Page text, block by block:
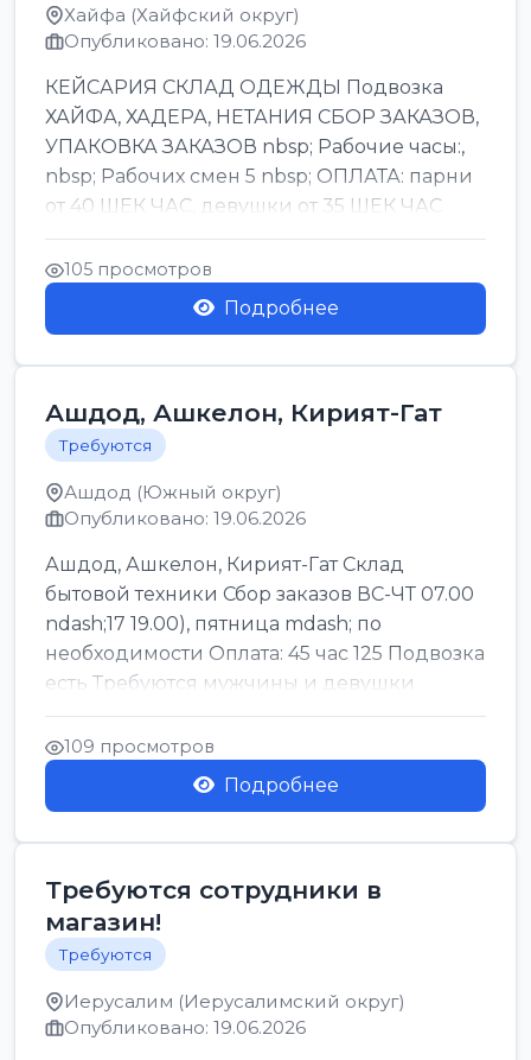
Хайфа (Хайфский округ)
Опубликовано: 19.06.2026
КЕЙСАРИЯ СКЛАД ОДЕЖДЫ Подвозка
ХАЙФА, ХАДЕРА, НЕТАНИЯ СБОР ЗАКАЗОВ,
УПАКОВКА ЗАКАЗОВ nbsp; Рабочие часы:,
nbsp; Рабочих смен 5 nbsp; ОПЛАТА: парни
от 40 ШЕК ЧАС, девушки от 35 ШЕК ЧАС
БОНУСЫ 1500 ШЕК ...
105 просмотров
Подробнее
Ашдод, Ашкелон, Кирият-Гат
Требуются
Ашдод (Южный округ)
Опубликовано: 19.06.2026
Ашдод, Ашкелон, Кирият-Гат Склад
бытовой техники Сбор заказов ВС-ЧТ 07.00
ndash;17 19.00), пятница mdash; по
необходимости Оплата: 45 час 125 Подвозка
есть Требуются мужчины и девушки
Только официальн...
109 просмотров
Подробнее
Требуются сотрудники в
магазин!
Требуются
Иерусалим (Иерусалимский округ)
Опубликовано: 19.06.2026